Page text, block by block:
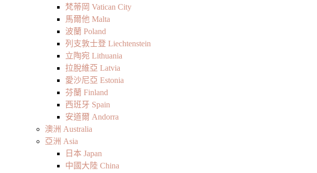
梵蒂岡 Vatican City
馬爾他 Malta
波蘭 Poland
列支敦士登 Liechtenstein
立陶宛 Lithuania
拉脫維亞 Latvia
愛沙尼亞 Estonia
芬蘭 Finland
西班牙 Spain
安道爾 Andorra
澳洲 Australia
亞洲 Asia
日本 Japan
中國大陸 China